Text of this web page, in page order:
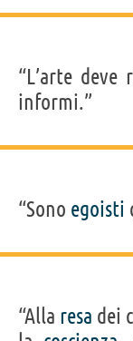
“L’arte deve
informi.”
“Sono egoisti
“Alla resa dei